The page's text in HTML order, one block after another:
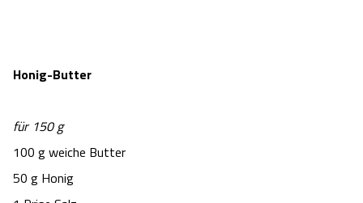
Honig-Butter
für 150 g
100 g weiche Butter
50 g Honig